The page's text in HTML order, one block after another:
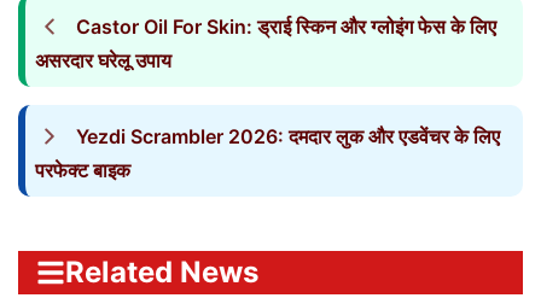
Castor Oil For Skin: ड्राई स्किन और ग्लोइंग फेस के लिए
असरदार घरेलू उपाय
Yezdi Scrambler 2026: दमदार लुक और एडवेंचर के लिए
परफेक्ट बाइक
Related News